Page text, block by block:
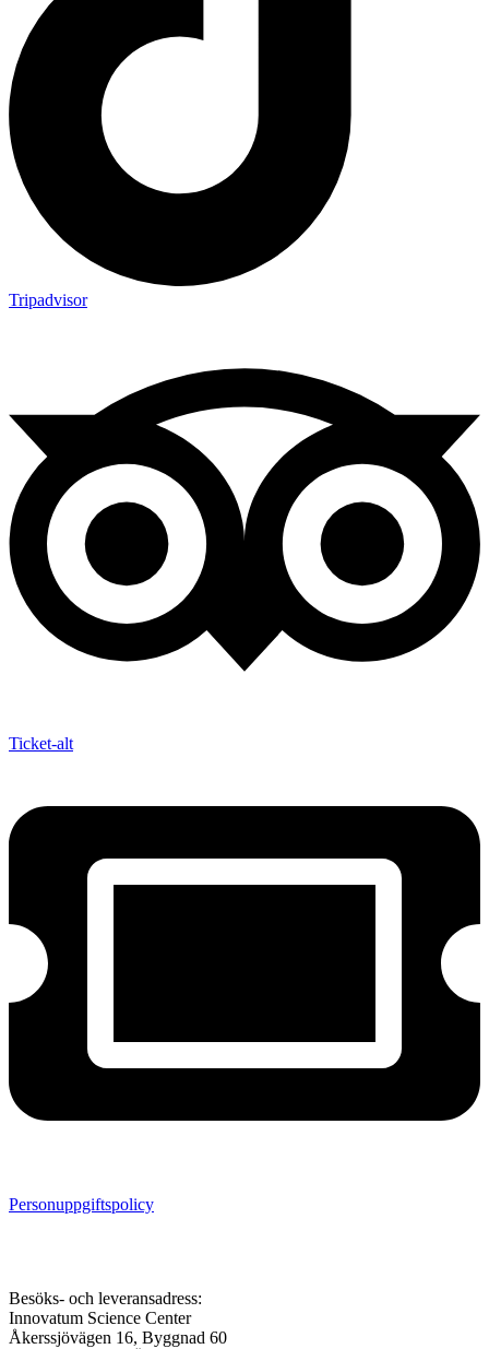
Tripadvisor
Ticket-alt
Personuppgiftspolicy
Besöks- och leveransadress:
Innovatum Science Center
Åkerssjövägen 16, Byggnad 60